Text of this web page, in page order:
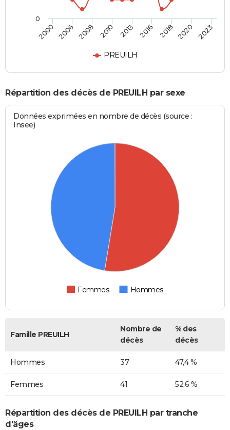
PREUILH
2000 2006 2008 2010 2013 2016 2018 2020 2023
0
Répartition des décès de PREUILH par sexe
Données exprimées en nombre de décès (source :
Insee)
Femmes Hommes
Famille PREUILH
Nombre de
décès
% des
décès
Hommes 37 47,4 %
Femmes 41 52,6 %
Répartition des décès de PREUILH par tranche
d'âges